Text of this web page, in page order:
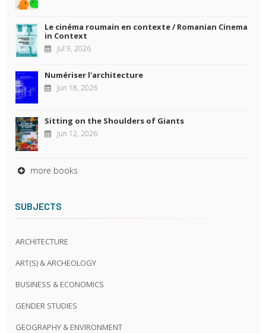
Le cinéma roumain en contexte / Romanian Cinema
in Context
Jul 9, 2026
Numériser l'architecture
Jun 18, 2026
Sitting on the Shoulders of Giants
Jun 12, 2026
more books
SUBJECTS
ARCHITECTURE
ART(S) & ARCHEOLOGY
BUSINESS & ECONOMICS
GENDER STUDIES
GEOGRAPHY & ENVIRONMENT